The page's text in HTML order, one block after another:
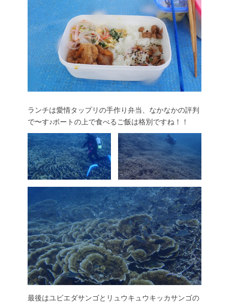
ランチは愛情タップリの手作り弁当、なかなかの評判
で〜す♪ボートの上で食べるご飯は格別ですね！！
最後はユビエダサンゴとリュウキュウキッカサンゴの